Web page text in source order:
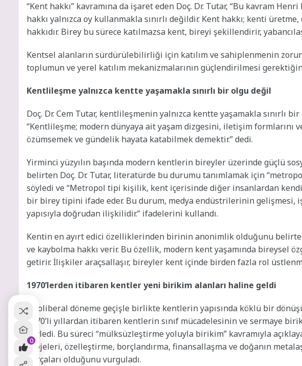
“Kent hakkı” kavramına da işaret eden Doç. Dr. Tutar, “Bu kavram
hakkı yalnızca oy kullanmakla sınırlı değildir. Kent hakkı; kenti
hakkıdır. Birey bu sürece katılmazsa kent, bireyi şekillendirir,
Kentsel alanların sürdürülebilirliği için katılım ve sahiplenmenin
toplumun ve yerel katılım mekanizmalarının güçlendirilmesi
Kentlileşme yalnızca kentte yaşamakla sınırlı bir olgu değil
Doç. Dr. Cem Tutar, kentlileşmenin yalnızca kentte yaşamakla sınırlı
“Kentlileşme; modern dünyaya ait yaşam dizgesini, iletişim formlarını
özümsemek ve gündelik hayata katabilmek demektir.” dedi.
Yirminci yüzyılın başında modern kentlerin bireyler üzerinde güçlü
belirten Doç. Dr. Tutar, literatürde bu durumu tanımlamak için
söyledi ve “Metropol tipi kişilik, kent içerisinde diğer insanlardan
bir birey tipini ifade eder. Bu durum, medya endüstrilerinin gelişmesi,
yapısıyla doğrudan ilişkilidir.” ifadelerini kullandı.
Kentin en ayırt edici özelliklerinden birinin anonimlik olduğunu
ve kaybolma hakkı verir. Bu özellik, modern kent yaşamında bireysel
getirir. İlişkiler araçsallaşır, bireyler kent içinde birden fazla rol
1970’lerden itibaren kentler yeni birikim alanları haline geldi
Neoliberal döneme geçişle birlikte kentlerin yapısında köklü bir
1970’li yıllardan itibaren kentlerin sınıf mücadelesinin ve sermaye
söyledi. Bu süreci “mülksüzleştirme yoluyla birikim” kavramıyla
projeleri, özelleştirme, borçlandırma, finansallaşma ve doğanın
parçaları olduğunu vurguladı.
0